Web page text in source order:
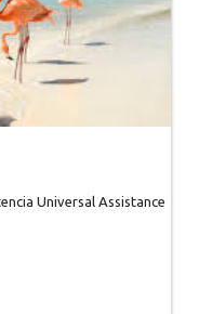
Universal Assistance